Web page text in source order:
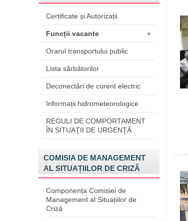
Certificate și Autorizații
Funcții vacante +
Orarul transportului public
Lista sărbătorilor
Deconectări de curent electric
Informații hidrometeorologice
REGULI DE COMPORTAMENT
ÎN SITUAŢII DE URGENŢĂ
COMISIA DE MANAGEMENT
AL SITUAȚIILOR DE CRIZĂ
Componența Comisiei de
Management al Situațiilor de
Criză